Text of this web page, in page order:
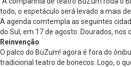
todo, o espetáculo será levado a mais
A agenda comtempla as seguintes
do Sul, em 17 de agosto. Dourados, nos
Reinvenção
O palco do BuZum! agora é fora do
tradicional teatro de bonecos. Logo, o